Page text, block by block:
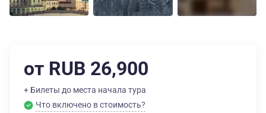
от RUB 26,900
+ Билеты до места начала тура
Что включено в стоимость?